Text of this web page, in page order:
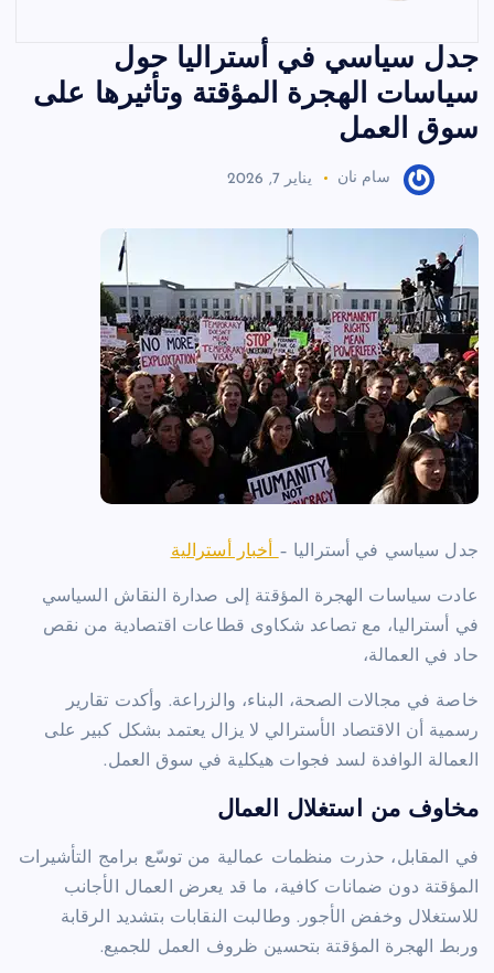
جدل سياسي في أستراليا حول
سياسات الهجرة المؤقتة وتأثيرها على
سوق العمل
سام نان يناير 7, 2026
جدل سياسي في أستراليا – أخبار أسترالية
عادت سياسات الهجرة المؤقتة إلى صدارة النقاش السياسي
في أستراليا، مع تصاعد شكاوى قطاعات اقتصادية من نقص
حاد في العمالة،
خاصة في مجالات الصحة، البناء، والزراعة. وأكدت تقارير
رسمية أن الاقتصاد الأسترالي لا يزال يعتمد بشكل كبير على
العمالة الوافدة لسد فجوات هيكلية في سوق العمل.
مخاوف من استغلال العمال
في المقابل، حذرت منظمات عمالية من توسّع برامج التأشيرات
المؤقتة دون ضمانات كافية، ما قد يعرض العمال الأجانب
للاستغلال وخفض الأجور. وطالبت النقابات بتشديد الرقابة
وربط الهجرة المؤقتة بتحسين ظروف العمل للجميع.